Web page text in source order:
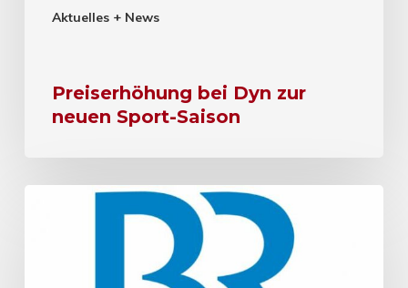
Aktuelles + News
Preiserhöhung bei Dyn zur
neuen Sport-Saison